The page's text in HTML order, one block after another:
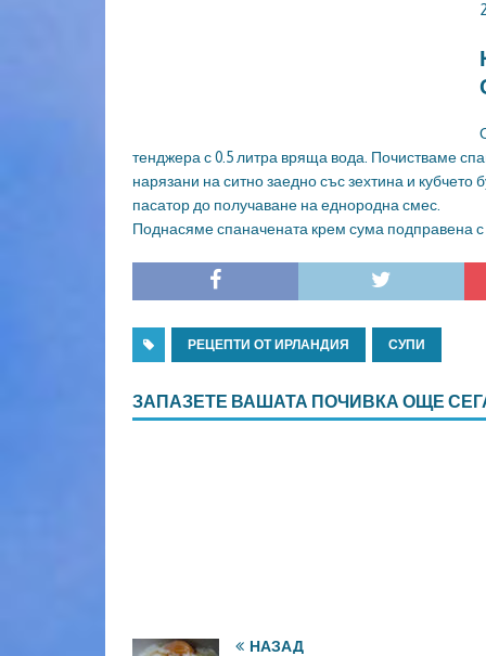
тенджера с 0.5 литра вряща вода. Почистваме
нарязани на ситно заедно със зехтина и
пасатор до получаване на еднородна смес.
Поднасяме спаначената крем сума подправена
РЕЦЕПТИ ОТ ИРЛАНДИЯ СУПИ
ЗАПАЗЕТЕ ВАШАТА ПОЧИВКА ОЩЕ
НАЗАД